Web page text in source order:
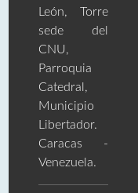
León, Torre
sede del
CNU,
Parroquia
Catedral,
Municipio
Libertador.
Caracas -
Venezuela.